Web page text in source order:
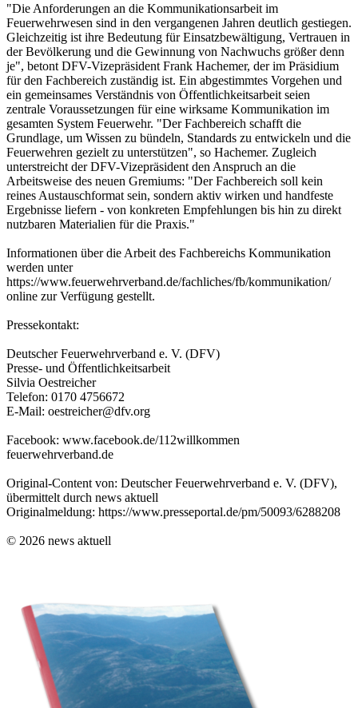
"Die Anforderungen an die Kommunikationsarbeit im
Feuerwehrwesen sind in den vergangenen Jahren deutlich gestiegen.
Gleichzeitig ist ihre Bedeutung für Einsatzbewältigung, Vertrauen in
der Bevölkerung und die Gewinnung von Nachwuchs größer denn
je", betont DFV-Vizepräsident Frank Hachemer, der im Präsidium
für den Fachbereich zuständig ist. Ein abgestimmtes Vorgehen und
ein gemeinsames Verständnis von Öffentlichkeitsarbeit seien
zentrale Voraussetzungen für eine wirksame Kommunikation im
gesamten System Feuerwehr. "Der Fachbereich schafft die
Grundlage, um Wissen zu bündeln, Standards zu entwickeln und die
Feuerwehren gezielt zu unterstützen", so Hachemer. Zugleich
unterstreicht der DFV-Vizepräsident den Anspruch an die
Arbeitsweise des neuen Gremiums: "Der Fachbereich soll kein
reines Austauschformat sein, sondern aktiv wirken und handfeste
Ergebnisse liefern - von konkreten Empfehlungen bis hin zu direkt
nutzbaren Materialien für die Praxis."
Informationen über die Arbeit des Fachbereichs Kommunikation
werden unter
https://www.feuerwehrverband.de/fachliches/fb/kommunikation/
online zur Verfügung gestellt.
Pressekontakt:
Deutscher Feuerwehrverband e. V. (DFV)
Presse- und Öffentlichkeitsarbeit
Silvia Oestreicher
Telefon: 0170 4756672
E-Mail: oestreicher@dfv.org
Facebook: www.facebook.de/112willkommen
feuerwehrverband.de
Original-Content von: Deutscher Feuerwehrverband e. V. (DFV),
übermittelt durch news aktuell
Originalmeldung: https://www.presseportal.de/pm/50093/6288208
© 2026 news aktuell